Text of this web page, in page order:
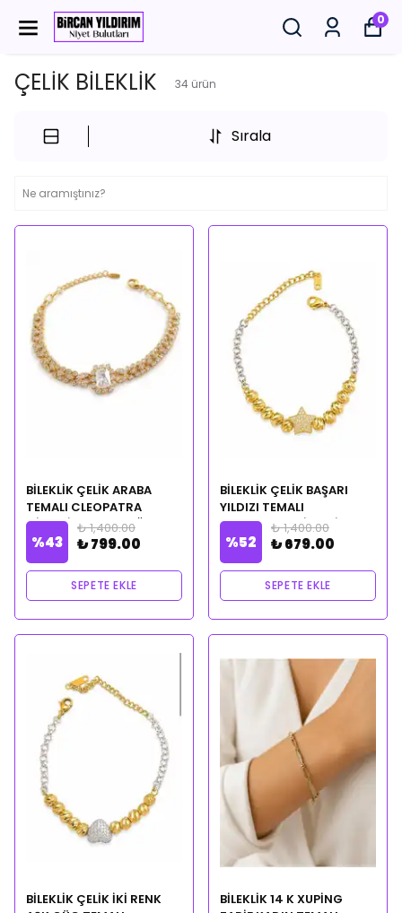
0
ÇELİK BİLEKLİK 34 ürün
Sırala
BİLEKLİK ÇELİK ARABA
TEMALI CLEOPATRA
CİLVESİ NOTALI YAĞ
HEDİYELİ
%43
₺ 1,400.00
₺ 799.00
SEPETE EKLE
BİLEKLİK ÇELİK BAŞARI
YILDIZI TEMALI
CLEOPATRA CİLVESİ
NOTALI YAĞ HEDİYELİ
%52
₺ 1,400.00
₺ 679.00
SEPETE EKLE
BİLEKLİK ÇELİK İKİ RENK
BİLEKLİK 14 K XUPİNG